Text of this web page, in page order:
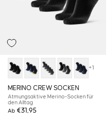
+1
MERINO CREW SOCKEN
Atmungsaktive Merino-Socken für
den Alltag
Ab €31,95